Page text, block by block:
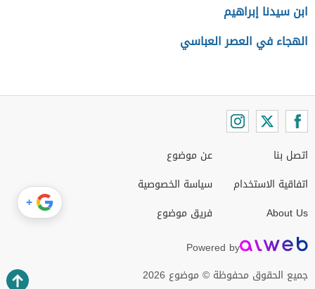
ابن سيدنا إبراهيم
الهجاء في العصر العباسي
اتصل بنا
اتفاقية الاستخدام
About Us
عن موضوع
سياسة الخصوصية
فريق موضوع
Powered by
جميع الحقوق محفوظة © موضوع 2026
+